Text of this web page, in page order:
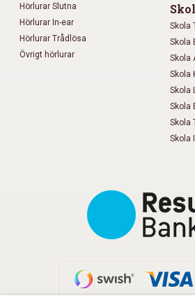
Hörlurar Slutna
Hörlurar In-ear
Hörlurar Trådlösa
Övrigt hörlurar
Skola
Skola
Skola
Skola
Skola
Skola
Skola
Skola